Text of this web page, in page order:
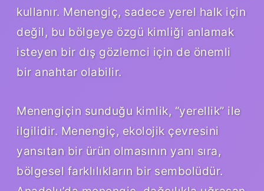
kullanır. Menengiç, sadece yerel halk için
değil, bu bölgeye özgü kimliği anlamak
isteyen bir dış gözlemci için de önemli
bir anahtar olabilir.
Menengiçin sunduğu kimlik, “yerellik” ile
ilgilidir. Menengiç, ekolojik çevresini
yansıtan bir ürün olmasının yanı sıra,
bölgesel farklılıkların bir sembolüdür.